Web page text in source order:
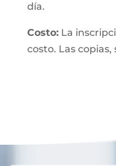
día.
Costo:La
costo. Las